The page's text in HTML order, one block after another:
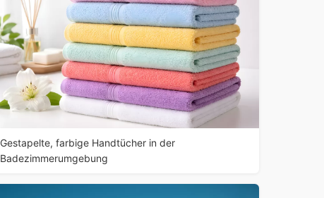
Gestapelte, farbige Handtücher in der
Badezimmerumgebung